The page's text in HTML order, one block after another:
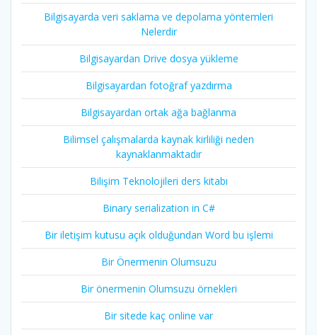
Bilgisayarda veri saklama ve depolama yöntemleri
Nelerdir
Bilgisayardan Drive dosya yükleme
Bilgisayardan fotoğraf yazdırma
Bilgisayardan ortak ağa bağlanma
Bilimsel çalışmalarda kaynak kirliliği neden
kaynaklanmaktadır
Bilişim Teknolojileri ders kitabı
Binary serialization in C#
Bir iletişim kutusu açık olduğundan Word bu işlemi
Bir Önermenin Olumsuzu
Bir önermenin Olumsuzu örnekleri
Bir sitede kaç online var